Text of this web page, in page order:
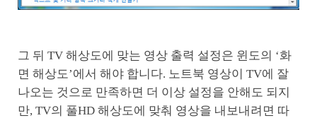
그 뒤 TV 해상도에 맞는 영상 출력 설정은 윈도의 ‘화
면 해상도’에서 해야 합니다. 노트북 영상이 TV에 잘
나오는 것으로 만족하면 더 이상 설정을 안해도 되지
만, TV의 풀HD 해상도에 맞춰 영상을 내보내려면 따